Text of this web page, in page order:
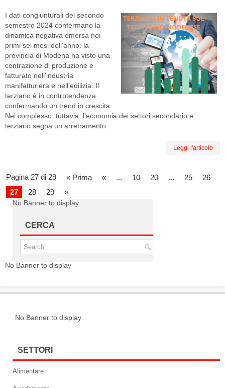
I dati congiunturali del secondo
semestre 2024 confermano la
dinamica negativa emersa nei
primi sei mesi dell’anno: la
provincia di Modena ha visto una
contrazione di produzione e
fatturato nell’industria
manifatturiera e nell’edilizia. Il
terziario è in controtendenza
confermando un trend in crescita.
Nel complesso, tuttavia, l’economia dei settori secondario e
terziario segna un arretramento
Leggi l'articolo
Pagina 27 di 29 « Prima « ... 10 20 ... 25
26
27
28 29 »
No Banner to display
CERCA
No Banner to display
No Banner to display
SETTORI
Alimentare